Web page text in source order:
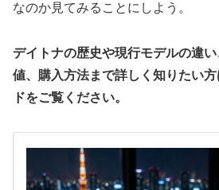
なのか見てみることにしよう。
デイトナの歴史や現行モデルの違
値、購入方法まで詳しく知りたい
ドをご覧ください。